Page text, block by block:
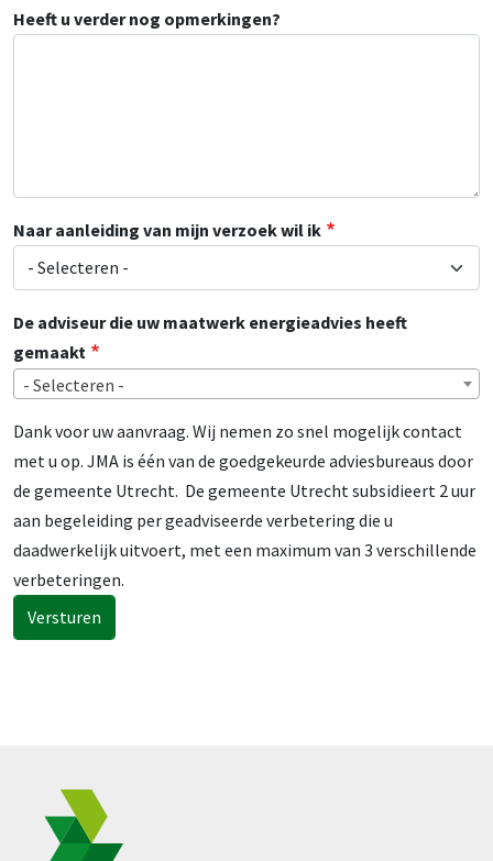
Heeft u verder nog opmerkingen?
Naar aanleiding van mijn verzoek wil ik
De adviseur die uw maatwerk energieadvies heeft
gemaakt
- Selecteren -
Dank voor uw aanvraag. Wij nemen zo snel mogelijk contact
met u op. JMA is één van de goedgekeurde adviesbureaus door
de gemeente Utrecht. De gemeente Utrecht subsidieert 2 uur
aan begeleiding per geadviseerde verbetering die u
daadwerkelijk uitvoert, met een maximum van 3 verschillende
verbeteringen.